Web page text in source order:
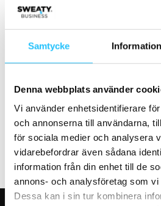
Samtycke Information
Denna webbplats använder
Vi använder enhetsidentifierare
och annonserna till användarna,
för sociala medier och analysera
vidarebefordrar även sådana
information från din enhet till de
annons- och analysföretag som
Dessa kan i sin tur kombinera
Boosta din lönsamhet i PT-
verksamheten – Öka din
timdebitering med 100%